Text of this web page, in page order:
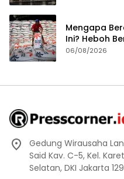
Mengapa
Ini? Heboh
Bulog Jadi
06/08/2026
Gedung Wirausaha
Said Kav. C-5, Kel.
Selatan, DKI Jakarta